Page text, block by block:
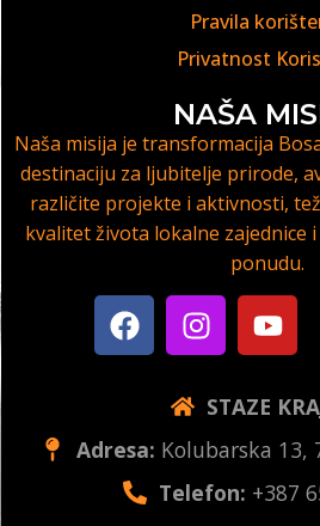
Pravila
Privatnost
NAŠA
Naša misija je transformacija
destinaciju za ljubitelje prirode,
različite projekte i aktivnosti,
kvalitet života lokalne
ponudu.
STAZE
Adresa: Kolubarska 13,
Telefon: +387